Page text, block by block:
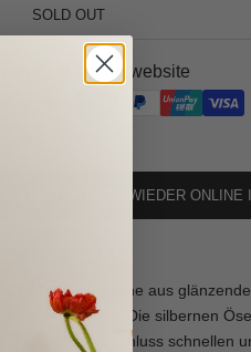
SOLD OUT
payment on our website
DER ARTIKEL WIEDER ONLINE
Umhängetasche aus
vereint. Die silbernen
Druckknopfverschluss schnellen